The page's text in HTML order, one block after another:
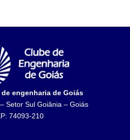
de engenharia de Goiás
Setor Sul Goiânia – Goiás
74093-210